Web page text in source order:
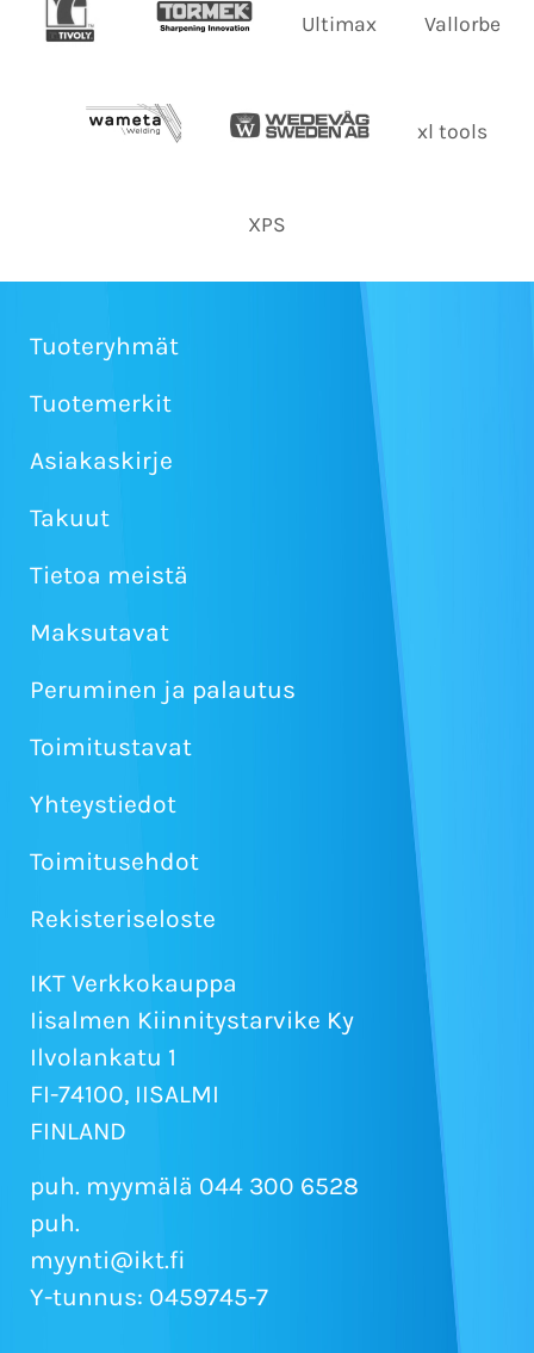
Ultimax Vallorbe
xl tools
XPS
Tuoteryhmät
Tuotemerkit
Asiakaskirje
Takuut
Tietoa meistä
Maksutavat
Peruminen ja palautus
Toimitustavat
Yhteystiedot
Toimitusehdot
Rekisteriseloste
IKT Verkkokauppa
Iisalmen Kiinnitystarvike Ky
Ilvolankatu 1
FI-74100, IISALMI
FINLAND
puh. myymälä 044 300 6528
puh.
myynti@ikt.fi
Y-tunnus: 0459745-7